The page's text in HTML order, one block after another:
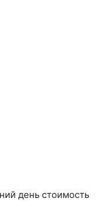
день стоимость